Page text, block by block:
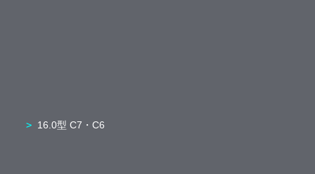
16.0型 C7・C6